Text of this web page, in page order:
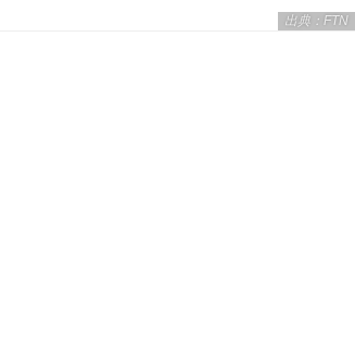
出典：FTN